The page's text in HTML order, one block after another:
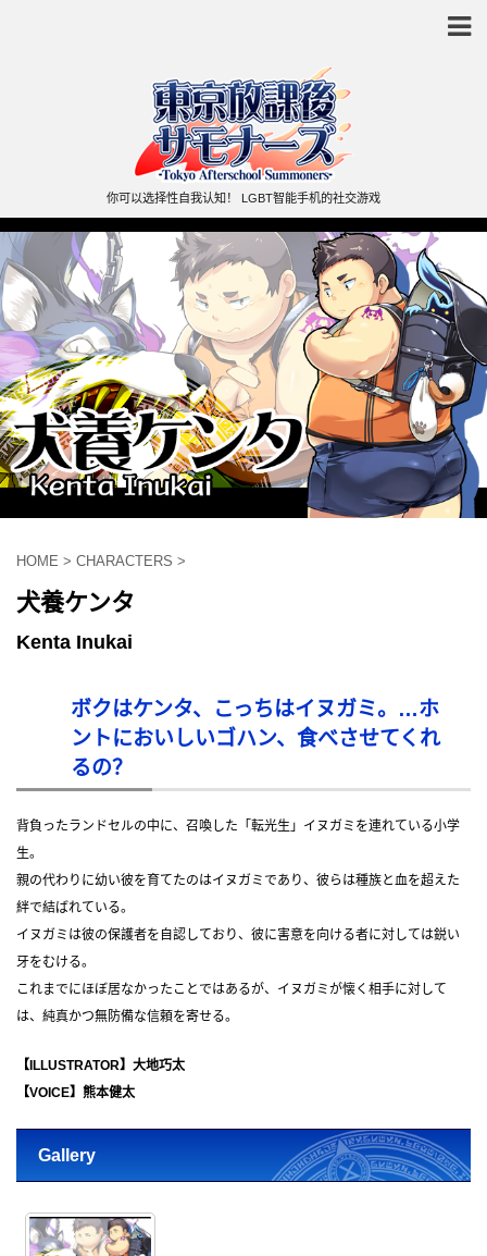
你可以选择性自我认知！ LGBT智能手机的社交游戏
HOME > CHARACTERS >
犬養ケンタ
Kenta Inukai
ボクはケンタ、こっちはイヌガミ。…ホ
ントにおいしいゴハン、食べさせてくれ
るの？
背負ったランドセルの中に、召喚した「転光生」イヌガミを連れている小学
生。
親の代わりに幼い彼を育てたのはイヌガミであり、彼らは種族と血を超えた
絆で結ばれている。
イヌガミは彼の保護者を自認しており、彼に害意を向ける者に対しては鋭い
牙をむける。
これまでにほぼ居なかったことではあるが、イヌガミが懐く相手に対して
は、純真かつ無防備な信頼を寄せる。
【ILLUSTRATOR】大地巧太
【VOICE】熊本健太
Gallery